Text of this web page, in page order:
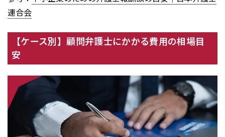
連合会
【ケース別】顧問弁護士にかかる費用の相場目
安